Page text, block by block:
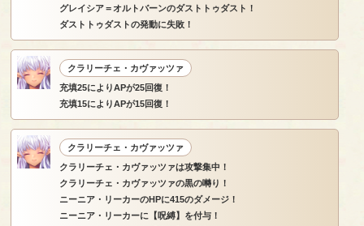
グレイシア＝オルトバーンのダストトゥダスト！
ダストトゥダストの発動に失敗！
クラリーチェ・カヴァッツァ
充填25によりAPが25回復！
充填15によりAPが15回復！
クラリーチェ・カヴァッツァ
クラリーチェ・カヴァッツァは攻撃集中！
クラリーチェ・カヴァッツァの黒の囀り！
ニーニア・リーカーのHPに415のダメージ！
ニーニア・リーカーに【呪縛】を付与！